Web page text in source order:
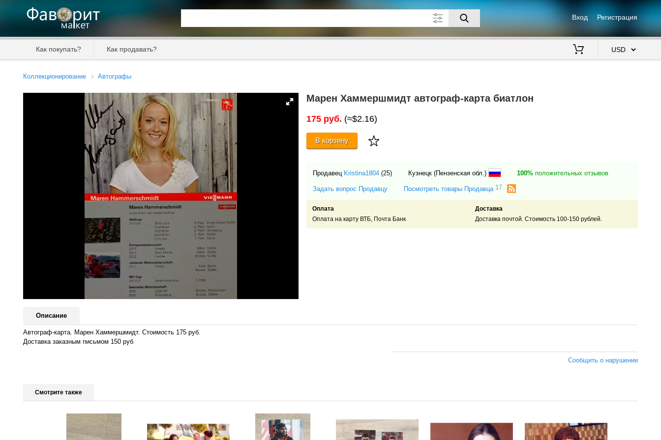
Вход Регистрация
Как покупать? Как продавать?
Коллекционирование Автографы
Марен Хаммершмидт автограф-карта биатлон
175 руб. (≈$2.16)
В корзину
Продавец Kristina1804 (25) Кузнецк (Пензенская обл.) 100% положительных отзывов
Задать вопрос Продавцу Посмотреть товары Продавца 17
Оплата
Оплата на карту ВТБ, Почта Банк
Доставка
Доставка почтой. Стоимость 100-150 рублей.
Описание
Автограф-карта. Марен Хаммершмидт. Стоимость 175 руб.
Доставка заказным письмом 150 руб
Сообщить о нарушении
Смотрите также